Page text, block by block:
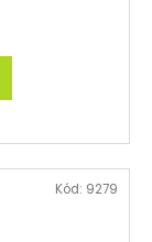
A
Kód: 9279